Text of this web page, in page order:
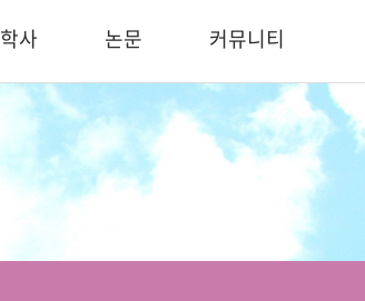
행정부서 안내
찾아오시는길
묻고답하기
합격자조회/고지서출력
입학원서접수
교육대학원
교육학석사
학사
휴·복학 안내
논문
연구윤리자료실
커뮤니티
청빙게시판